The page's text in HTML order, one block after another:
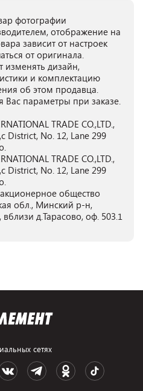
фотографии
отображение на
зависит от настроек
от оригинала.
изменять дизайн,
и комплектацию
об этом продавца.
Вас параметры при заказе.
TRADE CO.,LTD.,
District, No. 12, Lane 299
TRADE CO.,LTD.,
District, No. 12, Lane 299
общество
обл., Минский р-н,
д.Тарасово, оф. 503.1
сетях